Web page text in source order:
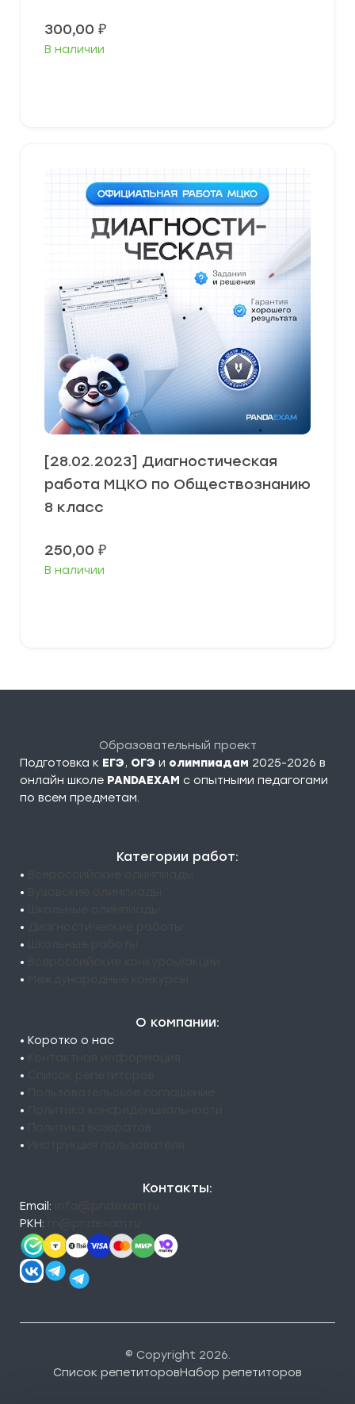
300,00 ₽
В наличии
[28.02.2023] Диагностическая
работа МЦКО по Обществознанию
8 класс
250,00 ₽
В наличии
Образовательный проект
Подготовка к ЕГЭ, ОГЭ и олимпиадам 2025-2026 в
онлайн школе PANDAEXAM c опытными педагогами
по всем предметам.
Категории работ:
•
•
•
•
•
•
•
О компании:
• Коротко о нас
•
•
•
•
•
•
Контакты:
Email:
РКН:
© Copyright 2026.
Список репетиторовНабор репетиторов